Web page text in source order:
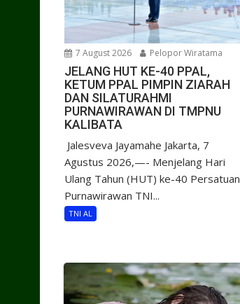
7 August 2026 Pelopor Wiratama
JELANG HUT KE-40 PPAL,
KETUM PPAL PIMPIN ZIARAH
DAN SILATURAHMI
PURNAWIRAWAN DI TMPNU
KALIBATA
​ Jalesveva Jayamahe Jakarta, 7
Agustus 2026,—- Menjelang Hari
Ulang Tahun (HUT) ke-40 Persatuan
Purnawirawan TNI...
TNI AL